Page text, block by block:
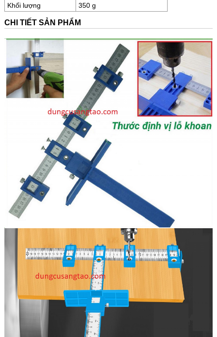
Kích thước sản phẩm
400 mm x 70 mm x 70 mm
Kích thước đóng gói
410 mm x 100 mm x 80 mm
CHI TIẾT SẢN PHẨM